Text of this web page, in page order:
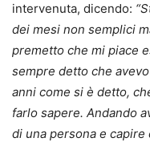
intervenuta, dicendo:
dei mesi non semplici
premetto che mi piace
sempre detto che
anni come si è detto,
farlo sapere. Andando
di una persona e